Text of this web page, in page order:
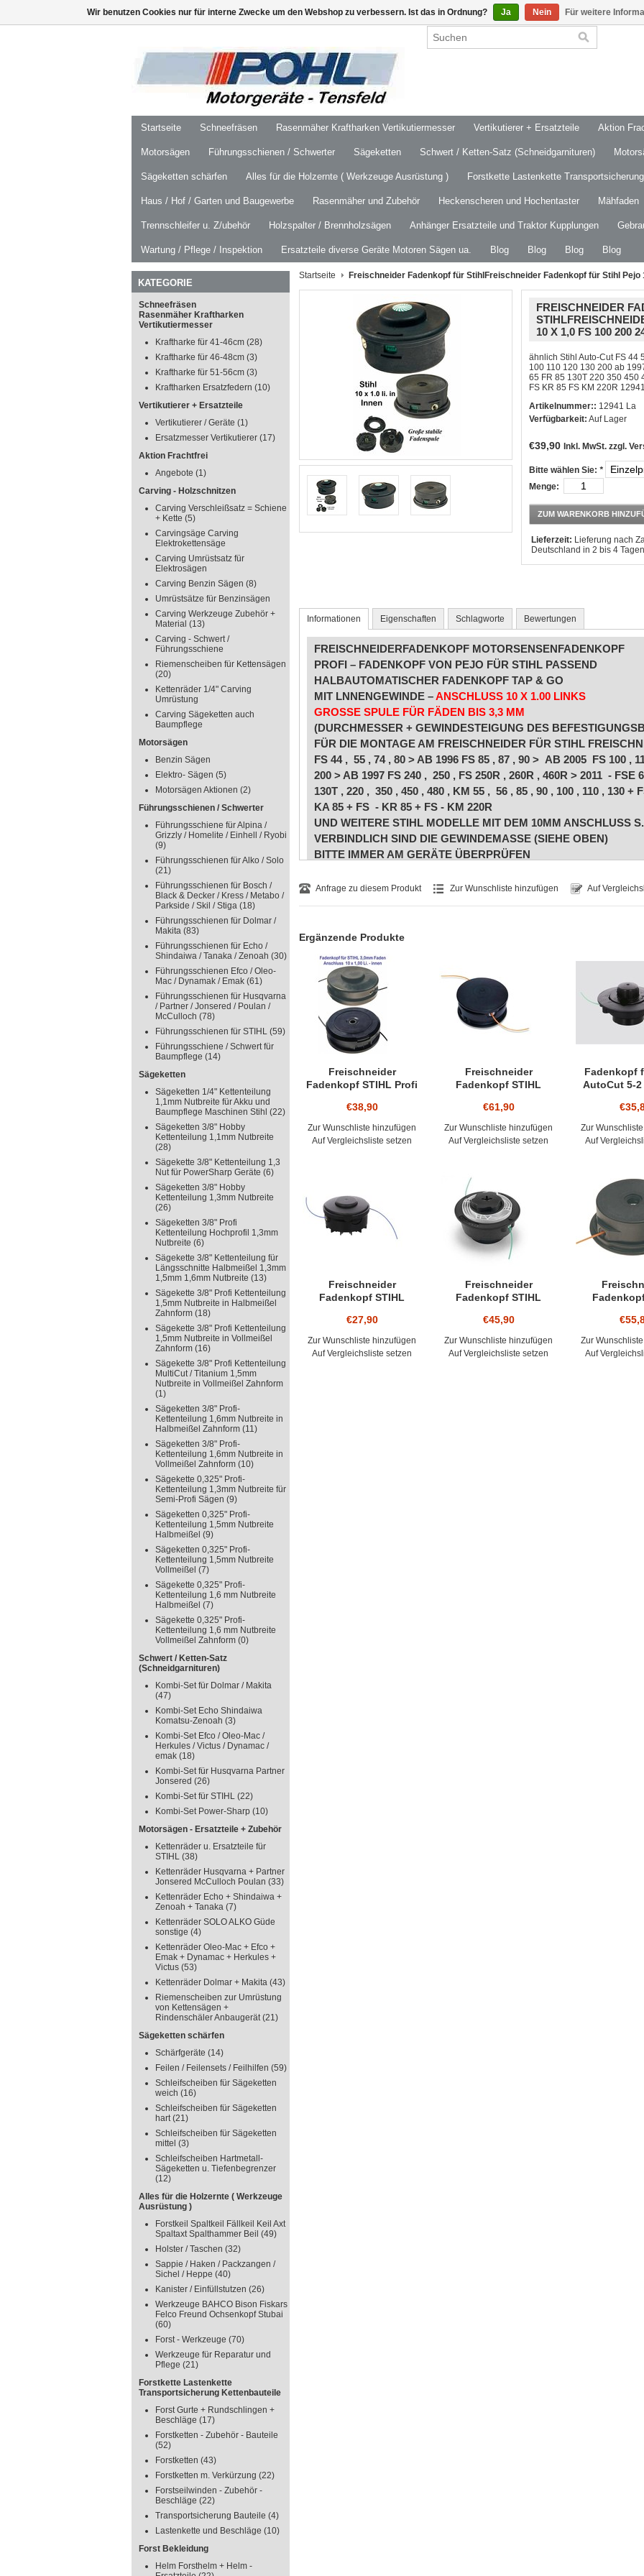
Startseite Schneefräsen Rasenmäher Kraftharken Vertikutiermesser Vertikutierer + Ersatzteile Aktion
Motorsägen Führungsschienen / Schwerter Sägeketten Schwert / Ketten-Satz (Schneidgarnituren)
Sägeketten schärfen Alles für die Holzernte ( Werkzeuge Ausrüstung ) Forstkette Lastenkette
Haus / Hof / Garten und Baugewerbe Rasenmäher und Zubehör Heckenscheren und Hochentaster Mähfaden
Trennschleifer u. Z/ubehör Holzspalter / Brennholzsägen Anhänger Ersatzteile und Traktor Kupplungen
Wartung / Pflege / Inspektion Ersatzteile diverse Geräte Motoren Sägen ua. Blog Blog Blog Blog
KATEGORIE
Schneefräsen
Rasenmäher Kraftharken
Vertikutiermesser
Kraftharke für 41-46cm (28)
Kraftharke für 46-48cm (3)
Kraftharke für 51-56cm (3)
Kraftharken Ersatzfedern (10)
Vertikutierer + Ersatzteile
Vertikutierer / Geräte (1)
Ersatzmesser Vertikutierer (17)
Aktion Frachtfrei
Angebote (1)
Carving - Holzschnitzen
Carving Verschleißsatz = Schiene
+ Kette (5)
Carvingsäge Carving
Elektrokettensäge
Carving Umrüstsatz für
Elektrosägen
Carving Benzin Sägen (8)
Umrüstsätze für Benzinsägen
Carving Werkzeuge Zubehör +
Material (13)
Carving - Schwert /
Führungsschiene
Riemenscheiben für Kettensägen
(20)
Kettenräder 1/4" Carving
Umrüstung
Carving Sägeketten auch
Baumpflege
Motorsägen
Benzin Sägen
Elektro- Sägen (5)
Motorsägen Aktionen (2)
Führungsschienen / Schwerter
Führungsschiene für Alpina /
Grizzly / Homelite / Einhell / Ryobi
(9)
Führungsschienen für Alko / Solo
(21)
Führungsschienen für Bosch /
Black & Decker / Kress / Metabo /
Parkside / Skil / Stiga (18)
Führungsschienen für Dolmar /
Makita (83)
Führungsschienen für Echo /
Shindaiwa / Tanaka / Zenoah (30)
Führungsschienen Efco / Oleo-
Mac / Dynamak / Emak (61)
Führungsschienen für Husqvarna
/ Partner / Jonsered / Poulan /
McCulloch (78)
Führungsschienen für STIHL (59)
Führungsschiene / Schwert für
Baumpflege (14)
Sägeketten
Sägeketten 1/4" Kettenteilung
1,1mm Nutbreite für Akku und
Baumpflege Maschinen Stihl (22)
Sägeketten 3/8" Hobby
Kettenteilung 1,1mm Nutbreite
(28)
Sägekette 3/8" Kettenteilung 1,3
Nut für PowerSharp Geräte (6)
Sägeketten 3/8" Hobby
Kettenteilung 1,3mm Nutbreite
(26)
Sägeketten 3/8" Profi
Kettenteilung Hochprofil 1,3mm
Nutbreite (6)
Sägekette 3/8" Kettenteilung für
Längsschnitte Halbmeißel 1,3mm
1,5mm 1,6mm Nutbreite (13)
Sägekette 3/8" Profi Kettenteilung
1,5mm Nutbreite in Halbmeißel
Zahnform (18)
Sägekette 3/8" Profi Kettenteilung
1,5mm Nutbreite in Vollmeißel
Zahnform (16)
Sägekette 3/8" Profi Kettenteilung
MultiCut / Titanium 1,5mm
Nutbreite in Vollmeißel Zahnform
(1)
Sägeketten 3/8" Profi-
Kettenteilung 1,6mm Nutbreite in
Halbmeißel Zahnform (11)
Sägeketten 3/8" Profi-
Kettenteilung 1,6mm Nutbreite in
Vollmeißel Zahnform (10)
Sägekette 0,325" Profi-
Kettenteilung 1,3mm Nutbreite für
Semi-Profi Sägen (9)
Sägeketten 0,325" Profi-
Kettenteilung 1,5mm Nutbreite
Halbmeißel (9)
Sägeketten 0,325" Profi-
Kettenteilung 1,5mm Nutbreite
Vollmeißel (7)
Sägekette 0,325" Profi-
Kettenteilung 1,6 mm Nutbreite
Halbmeißel (7)
Sägekette 0,325" Profi-
Kettenteilung 1,6 mm Nutbreite
Vollmeißel Zahnform (0)
Schwert / Ketten-Satz
(Schneidgarnituren)
Kombi-Set für Dolmar / Makita
(47)
Kombi-Set Echo Shindaiwa
Komatsu-Zenoah (3)
Kombi-Set Efco / Oleo-Mac /
Herkules / Victus / Dynamac /
emak (18)
Kombi-Set für Husqvarna Partner
Jonsered (26)
Kombi-Set für STIHL (22)
Kombi-Set Power-Sharp (10)
Motorsägen - Ersatzteile + Zubehör
Kettenräder u. Ersatzteile für
STIHL (38)
Kettenräder Husqvarna + Partner
Jonsered McCulloch Poulan (33)
Kettenräder Echo + Shindaiwa +
Zenoah + Tanaka (7)
Kettenräder SOLO ALKO Güde
sonstige (4)
Kettenräder Oleo-Mac + Efco +
Emak + Dynamac + Herkules +
Victus (53)
Kettenräder Dolmar + Makita (43)
Riemenscheiben zur Umrüstung
von Kettensägen +
Rindenschäler Anbaugerät(21)
Sägeketten schärfen
Schärfgeräte (14)
Feilen / Feilensets / Feilhilfen (59)
Schleifscheiben für Sägeketten
weich (16)
Schleifscheiben für Sägeketten
hart(21)
Schleifscheiben für Sägeketten
mittel (3)
Schleifscheiben Hartmetall-
Sägeketten u. Tiefenbegrenzer
(12)
Alles für die Holzernte ( Werkzeuge
Ausrüstung )
Forstkeil Spaltkeil Fällkeil Keil Axt
Spaltaxt Spalthammer Beil (49)
Holster / Taschen (32)
Sappie / Haken / Packzangen /
Sichel / Heppe (40)
Kanister / Einfüllstutzen (26)
Werkzeuge BAHCO Bison Fiskars
Felco Freund Ochsenkopf Stubai
(60)
Forst - Werkzeuge (70)
Werkzeuge für Reparatur und
Pflege (21)
Forstkette Lastenkette
Transportsicherung Kettenbauteile
Forst Gurte + Rundschlingen +
Beschläge (17)
Forstketten - Zubehör - Bauteile
(52)
Forstketten (43)
Forstketten m. Verkürzung (22)
Forstseilwinden - Zubehör -
Beschläge (22)
Transportsicherung Bauteile (4)
Lastenkette und Beschläge (10)
Forst Bekleidung
Helm Forsthelm + Helm -
Startseite Freischneider Fadenkopf für StihlFreischneider Fadenkopf für Stihl Pejo
FREISCHNEIDER
10 X 1,0 FS 100 200
ähnlich Stihl Auto-Cut FS 44
100 110 120 130 200 ab
65 FR 85 130T 220 350 450
FS KR 85 FS KM 220R 12941
Artikelnummer:: 12941 La
Verfügbarkeit: Auf Lager
€39,90 Inkl. MwSt. zzgl.
Bitte wählen Sie: *
Menge:
ZUM WARENKORB
Lieferzeit: Lieferung nach
Deutschland in 2 bis 4
Informationen Eigenschaften Schlagworte Bewertungen
FREISCHNEIDERFADENKOPF MOTORSENSENFADENKOPF
PROFI – FADENKOPF VON PEJO FÜR STIHL PASSEND
HALBAUTOMATISCHER FADENKOPF TAP & GO
MIT LNNENGEWINDE –ANSCHLUSS 10 X 1.00 LINKS
GROSSE SPULE FÜR FÄDEN BIS 3,3 MM
(DURCHMESSER + GEWINDESTEIGUNG DES
FÜR DIE MONTAGE AM FREISCHNEIDER FÜR STIHL
FS 44 , 55 , 74 , 80 > AB 1996 FS 85 , 87 , 90 > AB 2005 FS 100 ,
200 > AB 1997 FS 240 , 250 , FS 250R , 260R , 460R > 2011 - FSE
130T , 220 , 350 , 450 , 480 , KM 55 , 56 , 85 , 90 , 100 , 110 , 130 +
KA 85 + FS - KR 85 + FS - KM 220R
UND WEITERE STIHL MODELLE MIT DEM 10MM ANSCHLUSS
VERBINDLICH SIND DIE GEWINDEMASSE (SIEHE OBEN)
BITTE IMMER AM GERÄTE ÜBERPRÜFEN
LEICHTES LADEN DES FADEN - GROSSE SPULENKAPAZITÄT
SOFERN NICHT AUSDRÜCKLICH ANDERS ANGEGEBEN,
GRUNDSÄTZLICH UM
UND NICHT UM
ORIGINALNUMMERN DER HERSTELLER DIENEN NUR ZUR
ENTFERNEN SIE IMMER DEN ALTEN METALL-ANSCHLUSS
RICHTIGE ANSCHLUSS GEWINDE FESTZUSTELLEN – DER
NICHT AUF DEM GETRIEBE VERBLEIBEN – DAS GETRIEBE
LASSEN SIE SICH GGF. VON UNS TEL. BERATEN
Anfrage zu diesem Produkt Zur Wunschliste hinzufügen Auf
Ergänzende Produkte
Freischneider
Fadenkopf STIHL Profi
große Spulenkapazität
€38,90
Zur Wunschliste hinzufügen
Auf Vergleichsliste setzen
Freischneider
Fadenkopf STIHL
Anschluss 2,4 Faden
Automatik
€61,90
Zur Wunschliste hinzufügen
Auf Vergleichsliste setzen
Fadenkopf
AutoCut 5-2
FSE 60 71
Zur
Auf
Freischneider
Fadenkopf STIHL
52, 60, 69, 81
€27,90
Zur Wunschliste hinzufügen
Auf Vergleichsliste setzen
Freischneider
Fadenkopf STIHL
40 FS 45 FS 46 FS 50
FSE 60 71 81
€45,90
Zur Wunschliste hinzufügen
Auf Vergleichsliste setzen
2 Stihl FS
250 FR 220
Zur
Auf
Wir benutzen Cookies nur für interne Zwecke um den Webshop zu verbessern. Ist das in Ordnung? Ja Nein Für weitere